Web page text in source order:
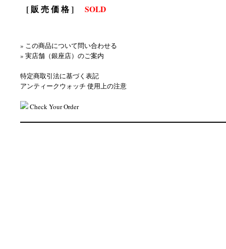
[ 販 売 価 格 ] SOLD
» この商品について問い合わせる
» 実店舗（銀座店）のご案内
特定商取引法に基づく表記
アンティークウォッチ 使用上の注意
Check Your Order